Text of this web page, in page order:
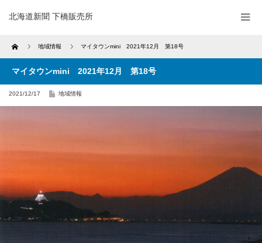
北海道新聞 下橋販売所
Home 地域情報 マイタウンmini 2021年12月 第18号
マイタウンmini 2021年12月 第18号
2021/12/17 地域情報